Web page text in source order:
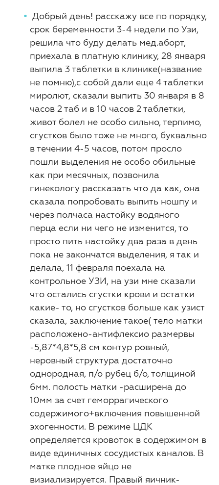
Добрый день! расскажу все по порядку,
срок беременности 3-4 недели по Узи,
решила что буду делать мед.аборт,
приехала в платную клинику, 28 января
выпила 3 таблетки в клинике(название
не помню),с собой дали еще 4 таблетки
миролют, сказали выпить 30 января в 8
часов 2 таб и в 10 часов 2 таблетки,
живот болел не особо сильно, терпимо,
сгустков было тоже не много, буквально
в течении 4-5 часов, потом просло
пошли выделения не особо обильные
как при месячных, позвонила
гинекологу рассказать что да как, она
сказала попробовать выпить ношпу и
через полчаса настойку водяного
перца если ни чего не изменится, то
просто пить настойку два раза в день
пока не закончатся выделения, я так и
делала, 11 февраля поехала на
контрольное УЗИ, на узи мне сказали
что остались сгустки крови и остатки
какие- то, но сгустков больше как узист
сказала, заключение такое( тело матки
расположено-антифлексио размервы
-5,87*4,8*5,8 см контур ровный,
неровный структура достаточно
однородная, п/о рубец б/о, толщиной
6мм. полость матки -расширена до
10мм за счет геморрагического
содержимого+включения повышенной
эхогенности. В режиме ЦДК
определяется кровоток в содержимом в
виде единичных сосудистых каналов. В
матке плодное яйцо не
визиализируется. Правый яичник-